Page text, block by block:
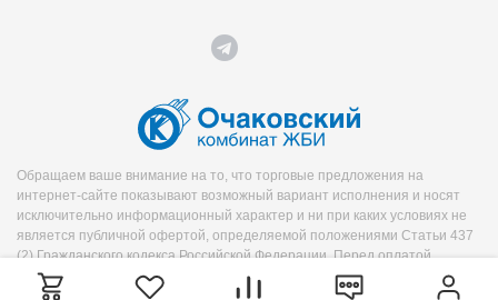
Обращаем ваше внимание на то, что торговые предложения на
интернет-сайте показывают возможный вариант исполнения и носят
исключительно информационный характер и ни при каких условиях не
является публичной офертой, определяемой положениями Статьи 437
(2) Гражданского кодекса Российской Федерации. Перед оплатой
уточняйте необходимую информацию о продукте у менеджера.